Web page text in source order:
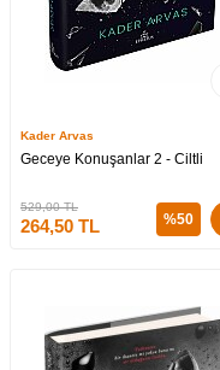
Kader Arvas
Geceye Konuşanlar 2 - Ciltli
529,00TL
264,50 TL %50